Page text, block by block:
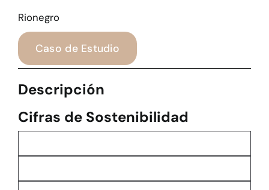
Rionegro
Caso de Estudio
Descripción
Cifras de Sostenibilidad